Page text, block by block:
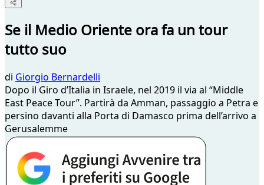
Se il Medio Oriente ora fa un tour
tutto suo
di Giorgio Bernardelli
Dopo il Giro d’Italia in Israele, nel 2019 il via al “Middle
East Peace Tour”. Partirà da Amman, passaggio a Petra e
persino davanti alla Porta di Damasco prima dell’arrivo a
Gerusalemme